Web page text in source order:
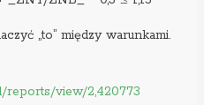
„to” między warunkami.
reports/view/2,420773